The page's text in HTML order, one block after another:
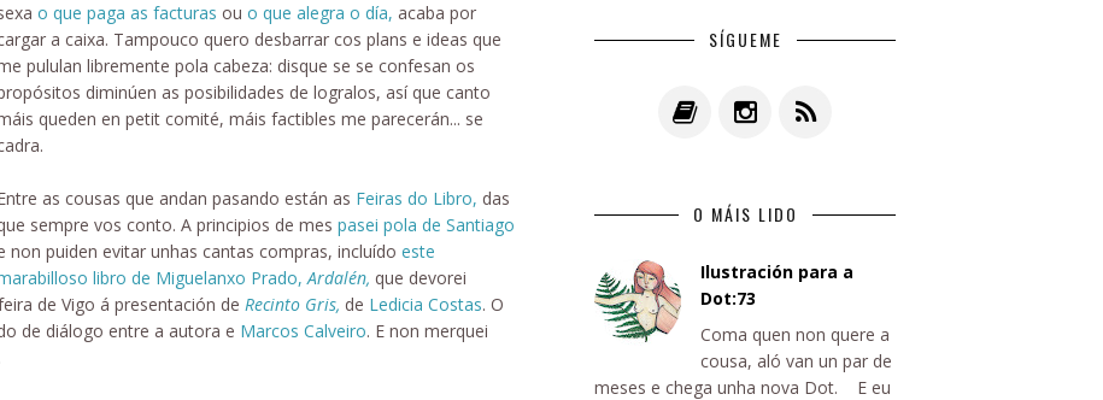
o que paga as facturas ou o que alegra o día, acaba por
a caixa. Tampouco quero desbarrar cos plans e ideas que
pululan libremente pola cabeza: disque se se confesan os
diminúen as posibilidades de logralos, así que canto
queden en petit comité, máis factibles me parecerán... se
as cousas que andan pasando están as Feiras do Libro, das
sempre vos conto. A principios de mes pasei pola de Santiago
non puiden evitar unhas cantas compras, incluído este
libro de Miguelanxo Prado, Ardalén, que devorei
de Vigo á presentación de Recinto Gris, de Ledicia Costas. O
de diálogo entre a autora e Marcos Calveiro. E non merquei
SÍGUEME
O MÁIS LIDO
Ilustración para a
Dot:73
Coma quen non quere a
cousa, aló van un par de
meses e chega unha nova Dot. E eu